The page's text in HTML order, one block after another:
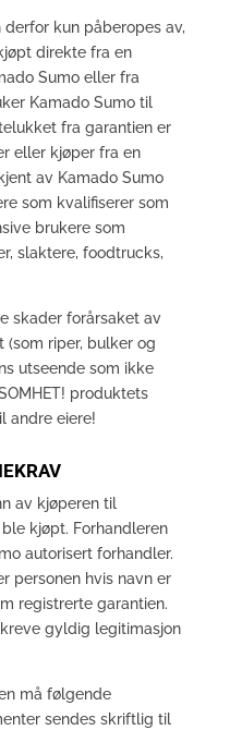
kun påberopes av,
direkte fra en
Sumo eller fra
Kamado Sumo til
fra garantien er
eller kjøper fra en
av Kamado Sumo
som kvalifiserer som
brukere som
slaktere, foodtrucks,
skader forårsaket av
(som riper, bulker og
utseende som ikke
produktets
andre eiere!
av kjøperen til
kjøpt. Forhandleren
autorisert forhandler.
personen hvis navn er
registrerte garantien.
gyldig legitimasjon
må følgende
sendes skriftlig til